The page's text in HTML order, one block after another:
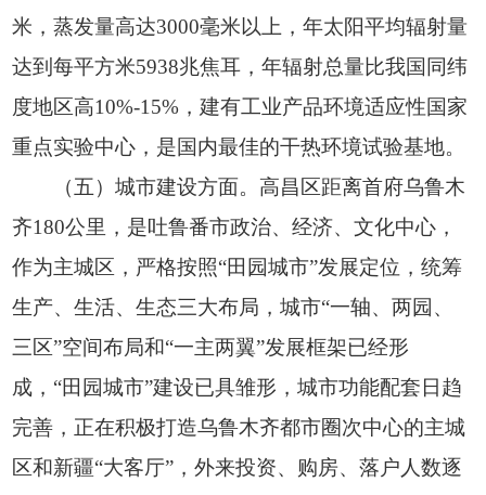
米，蒸发量高达3000毫米以上，年太阳平均辐射量
达到每平方米5938兆焦耳，年辐射总量比我国同纬
度地区高10%-15%，建有工业产品环境适应性国家
重点实验中心，是国内最佳的干热环境试验基地。
（五）城市建设方面。高昌区距离首府乌鲁木
齐180公里，是吐鲁番市政治、经济、文化中心，
作为主城区，严格按照“田园城市”发展定位，统筹
生产、生活、生态三大布局，城市“一轴、两园、
三区”空间布局和“一主两翼”发展框架已经形
成，“田园城市”建设已具雏形，城市功能配套日趋
完善，正在积极打造乌鲁木齐都市圈次中心的主城
区和新疆“大客厅”，外来投资、购房、落户人数逐